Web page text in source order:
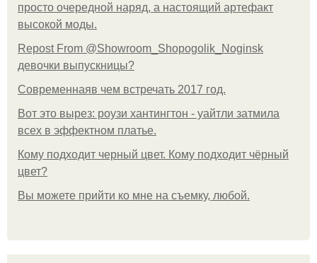
просто очередной наряд, а настоящий артефакт
высокой моды.
Repost From @Showroom_Shopogolik_Noginsk
девочки выпускницы?
Современнаяв чем встречать 2017 год.
Вот это вырез: роузи хантингтон - уайтли затмила
всех в эффектном платьe.
Кому подходит черный цвет. Кому подходит чёрный
цвет?
Вы можете прийти ко мне на съемку, любой.